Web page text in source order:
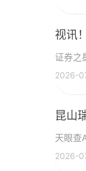
视讯
证券之
2026-
昆山
天眼查
2026-